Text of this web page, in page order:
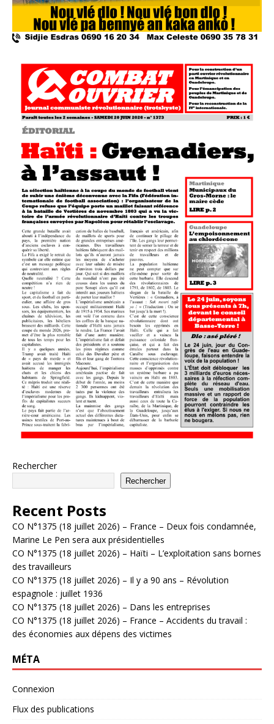
Rechercher
Rechercher
Recent Posts
CO N°1375 (18 juillet 2026) – France – Deux fois condamnée,
Marine Le Pen sera aux présidentielles
CO N°1375 (18 juillet 2026) – Haïti – L’exploitation sans bornes
des travailleurs
CO N°1375 (18 juillet 2026) – Il y a 90 ans – Révolution
espagnole : juillet 1936
CO N°1375 (18 juillet 2026) – Dans les entreprises
CO N°1375 (18 juillet 2026) – France – Accidents du travail :
des économies aux dépens des victimes
MÉTA
Connexion
Flux des publications